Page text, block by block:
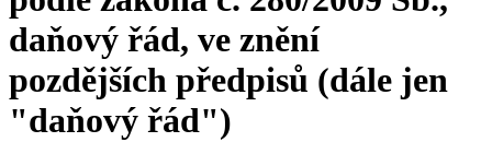
daňový řád, ve znění
pozdějších předpisů (dále jen
"daňový řád")